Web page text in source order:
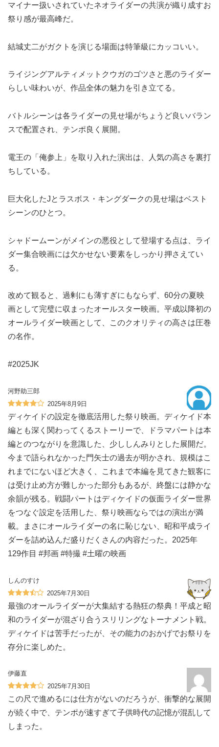
マイナー扱いされていたネオライダーの共演が織り成すお
祭り感が最高峰だ。
結城丈二がガクトを演じる場面は特筆級にカッコいい。
ライジングアルティメットクウガのゴツさと悪のライダー
らしい味わいが、作品全体の魅力を引き立てる。
バトルシーンは各ライダーの見せ場がちょうど良いバラン
スで配置され、テンポ良く展開。
電王の「俺参上」を取り入れた演出は、人気の高さを裏打
ちしている。
巨大化したJとラスボス・キングダークの見せ場はベスト
シーンのひとつ。
シャドームーンがメインの悪役として登場する点は、ライ
ダー集合映画には欠かせない要素をしっかり押さえてい
る。
改めて観ると、過剰にも薄すぎにもならず、60分の夏映
画として完璧に収まったオールスター映画。平成以降初の
オールライダー映画として、このクオリティの高さは圧巻
の名作。
#2025JK
河野助三郎
2025年8月9日
ディケイドの設定を徹底活用した祭り映画。ディケイド本
編とも深く関わってくるストーリーで、ドラマパートは本
編とのつながりを意識した、少ししんみりとした展開だ。
今まで語られなかった門矢士の過去が明かされ、規模はこ
れまでにないほど大きく、これまで本編を見てきた観客に
は受け止め方が難しかった部分もあるが、終盤には静かな
余韻が残る。戦闘パートはディケイドの仮面ライダー世界
をつなぐ設定を活用した、祭り映画ならではの演出が満
載。まさにオールライダーの名に恥じない、昭和平成ライ
ダーを詰め込んだ盛りだくさんの内容だった。2025年
129作目 #邦画 #特撮 #土曜の映画
しんのすけ
2025年7月30日
最強のオールライダーが大集結する熱狂の祭典！平成と昭
和のライダーが混ざり合うスリリングなトーナメント戦。
ディケイドは苦手だったが、その能力のおかげでお祭りを
存分に楽しめた。
伊藤直
2025年7月30日
この尺で進めるには仕方がないのだろうが、衝撃的な展開
が続く中で、テンポが速すぎて子供時代の記憶が混乱して
しまった。